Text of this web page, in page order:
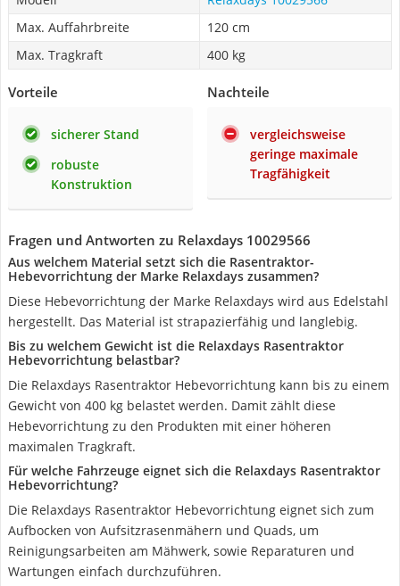
Max. Auffahrbreite
120 cm
Max. Tragkraft
400 kg
Vorteile
sicherer Stand
robuste
Konstruktion
Nachteile
vergleichsweise
geringe maximale
Tragfähigkeit
Fragen und Antworten zu Relaxdays 10029566
Aus welchem Material setzt sich die Rasentraktor-
Hebevorrichtung der Marke Relaxdays zusammen?
Diese Hebevorrichtung der Marke Relaxdays wird aus Edelstahl
hergestellt. Das Material ist strapazierfähig und langlebig.
Bis zu welchem Gewicht ist die Relaxdays Rasentraktor
Hebevorrichtung belastbar?
Die Relaxdays Rasentraktor Hebevorrichtung kann bis zu einem
Gewicht von 400 kg belastet werden. Damit zählt diese
Hebevorrichtung zu den Produkten mit einer höheren
maximalen Tragkraft.
Für welche Fahrzeuge eignet sich die Relaxdays Rasentraktor
Hebevorrichtung?
Die Relaxdays Rasentraktor Hebevorrichtung eignet sich zum
Aufbocken von Aufsitzrasenmähern und Quads, um
Reinigungsarbeiten am Mähwerk, sowie Reparaturen und
Wartungen einfach durchzuführen.